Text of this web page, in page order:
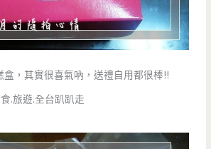
，其實很喜氣吶，送禮自用都很棒!!